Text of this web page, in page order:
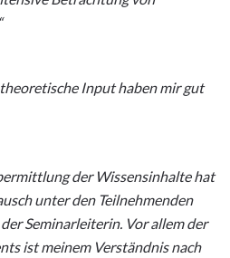
Input haben mir gut
der Wissensinhalte hat
unter den Teilnehmenden
Seminarleiterin. Vor allem der
ist meinem Verständnis nach